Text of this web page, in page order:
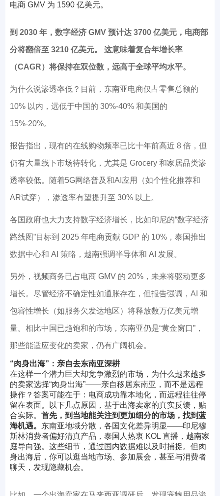
电商 GMV 为 1590 亿美元。
到 2030 年，数字经济 GMV 预计达 3700 亿美元，电商部
分将翻倍至 3210 亿美元。 这意味着复合年增长率
（CAGR）将保持在双位数，远高于全球平均水平。
为什么说渗透率低？目前，东南亚电商仅占零售总额的
10% 以内，远低于中国的 30%-40% 和美国的
15%-20%。
报告指出，现有的在线购物频率已比十年前高近 8 倍，但
仍有大量线下市场待转化，尤其是 Grocery 和家居品类渗
透率较低。随着5G网络普及和AI应用（如个性化推荐和
AR试穿），渗透率有望提升至 30% 以上。
各国政府也大力支持数字经济增长，比如印尼的“数字经济
路线图”目标到 2025 年电商贡献 GDP 的 10%，泰国推出
数据中心和 AI 策略，越南强调半导体和 AI 发展。
另外，视频商务已占电商 GMV 的 20%，未来将驱动更多
增长。尽管经济不确定性如通胀存在，但报告强调，AI 和
包容性增长（如服务欠发达地区）将释放数万亿美元增
量。相比中国已趋饱和的市场，东南亚仍是“黄金窗口”，
那些能适应变化的卖家，仍有广阔机会。
“肉身出海”：亲自去东南亚深耕
在这样一个潜力巨大却竞争激烈的市场，为什么越来越多
的卖家选择“肉身出海”——亲自移居东南亚，而不是远程
操作？答案可能在于：电商成功靠本地化，而远程往往停
留在表面。以下几点原因，基于出海卖家的真实反馈，贴
合实际。 首先，到当地能关注到更加细分的市场，找到蓝
海机遇。 东南亚地域分散，各国文化差异明显——印尼穆
斯林消费者偏好清真产品，泰国人热衷 KOL 直播，越南家
庭导向强。这些细节，通过国内数据难以及时捕捉。但肉
身出海后，你可以逛当地市场、参加展会，甚至与消费者
聊天，发现隐藏机会。